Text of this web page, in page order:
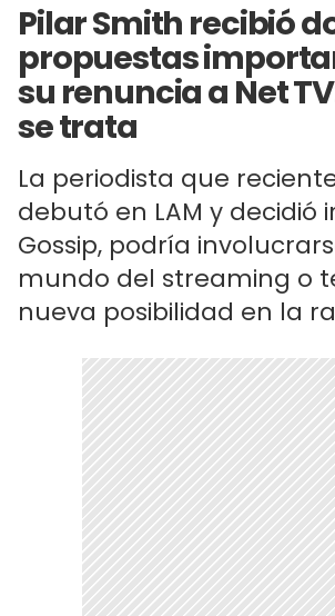
Pilar Smith recibió
propuestas
su renuncia a Net
se trata
La periodista que
debutó en LAM y decidió
Gossip, podría
mundo del streaming o
nueva posibilidad en la